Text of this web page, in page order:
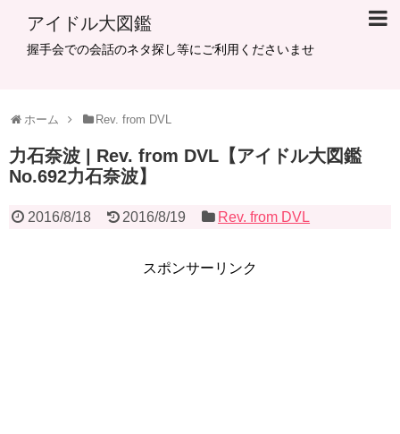
アイドル大図鑑
握手会での会話のネタ探し等にご利用くださいませ
ホーム Rev. from DVL
力石奈波 | Rev. from DVL【アイドル大図鑑
No.692力石奈波】
2016/8/18 2016/8/19 Rev. from DVL
スポンサーリンク